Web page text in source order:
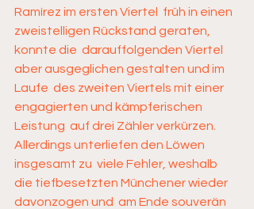
Ramírez im ersten Viertel  früh in einen
zweistelligen Rückstand geraten,
konnte die  darauffolgenden Viertel
aber ausgeglichen gestalten und im
Laufe  des zweiten Viertels mit einer
engagierten und kämpferischen
Leistung  auf drei Zähler verkürzen.
Allerdings unterliefen den Löwen
insgesamt zu  viele Fehler, weshalb
die tiefbesetzten Münchener wieder
davonzogen und  am Ende souverän